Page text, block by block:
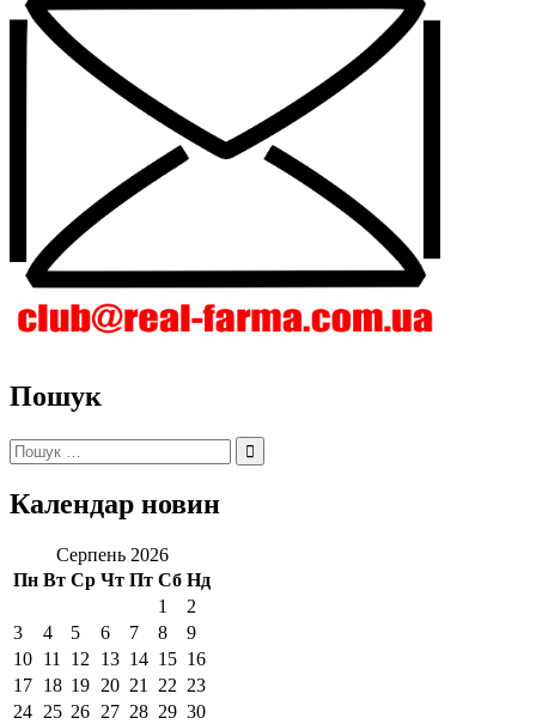
Пошук
Пошук:
Календар новин
Серпень 2026
Пн Вт Ср Чт Пт Сб Нд
1
2
3
4 5 6 7 8
9
10 11 12 13 14 15 16
17 18 19 20 21 22 23
24 25 26 27 28 29 30